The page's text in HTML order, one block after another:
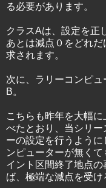
る必要があります。
クラスAは、設定を正
あとは減点０をどれ
求されます。
次に、ラリーコンピ
B。
こちらも昨年を大幅
べたとおり、当シリー
ーの設定を行うよう
ンピューターが無く
イント区間終了地点
ば、極端な減点を受け